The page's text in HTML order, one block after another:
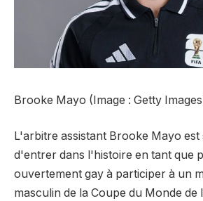
Brooke Mayo (Image : Getty
L'arbitre assistant Brooke Mayo
d'entrer dans l'histoire en tant que
ouvertement gay à participer à un
masculin de la Coupe du Monde de